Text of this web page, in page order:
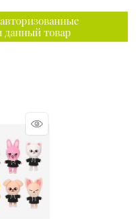
данный товар